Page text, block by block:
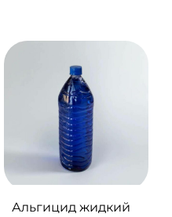
Альгицид жидкий